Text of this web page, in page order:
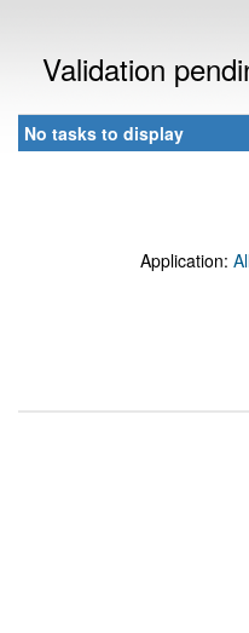
Validation
No tasks to display
Application: